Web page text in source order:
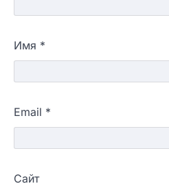
Имя *
Email *
Сайт